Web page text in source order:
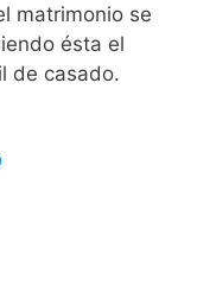
matrimonio se
ésta el
de casado.